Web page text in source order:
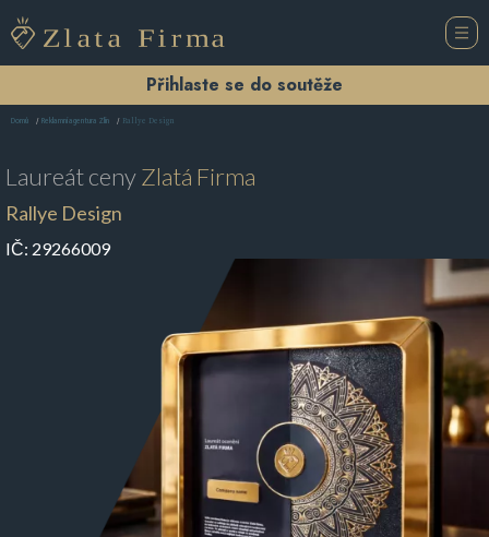
Přihlaste se do soutěže
Domů Reklamní agentura Zlín Rallye Design
Laureát cenyZlatá Firma
Rallye Design
IČ: 29266009